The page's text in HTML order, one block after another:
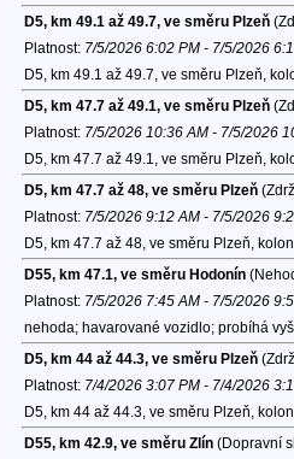
D5, km 49.1 až 49.7, ve směru Plzeň
Platnost: 7/5/2026 6:02 PM - 7/5/2026
D5, km 49.1 až 49.7, ve směru Plzeň,
D5, km 47.7 až 49.1, ve směru Plzeň
Platnost: 7/5/2026 10:36 AM - 7/5/2026
D5, km 47.7 až 49.1, ve směru Plzeň,
D5, km 47.7 až 48, ve směru Plzeň
Platnost: 7/5/2026 9:12 AM - 7/5/2026
D5, km 47.7 až 48, ve směru Plzeň,
D55, km 47.1, ve směru Hodonín
Platnost: 7/5/2026 7:45 AM - 7/5/2026
nehoda; havarované vozidlo; probíhá
D5, km 44 až 44.3, ve směru Plzeň
Platnost: 7/4/2026 3:07 PM - 7/4/2026
D5, km 44 až 44.3, ve směru Plzeň,
D55, km 42.9, ve směru Zlín(Dopravní